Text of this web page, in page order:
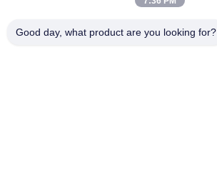
Good day, what product are you looking for?